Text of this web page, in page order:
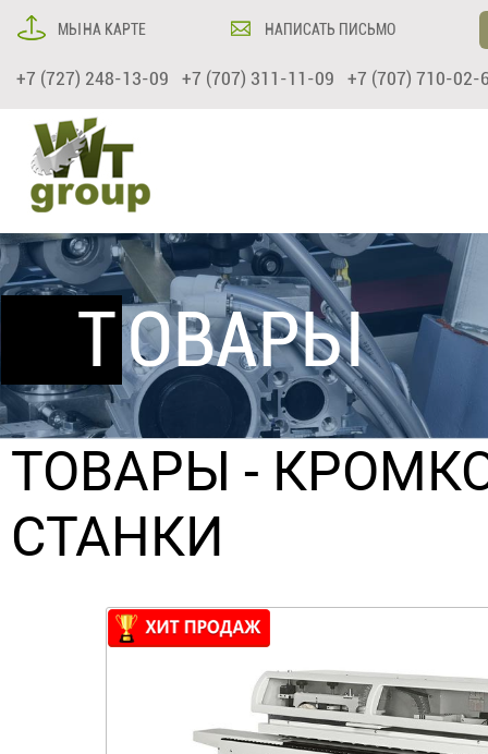
МЫ НА КАРТЕ НАПИСАТЬ ПИСЬМО
+7 (727) 248-13-09 +7 (707) 311-11-09 +7 (707) 710-02-
ТОВАРЫ
ТОВАРЫ -
СТАНКИ